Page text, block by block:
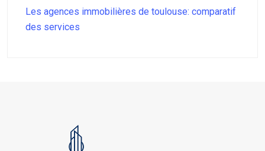
Les agences immobilières de toulouse: comparatif
des services